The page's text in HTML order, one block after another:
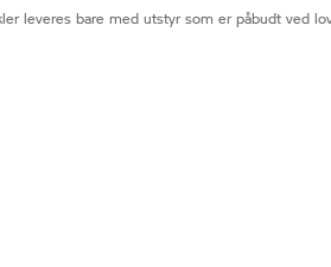
leveres bare med utstyr som er påbudt ved